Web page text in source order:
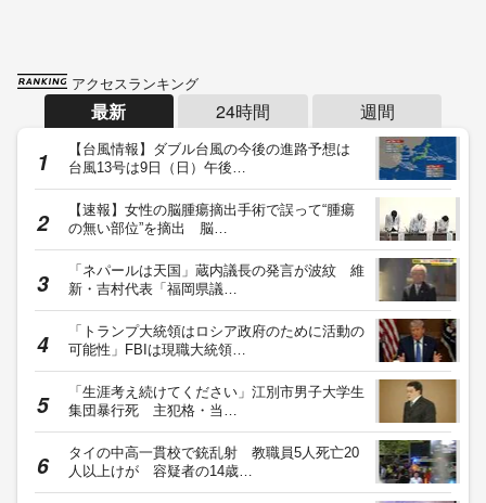
アクセスランキング
最新 24時間 週間
【台風情報】ダブル台風の今後の進路予想は
台風13号は9日（日）午後…
【速報】女性の脳腫瘍摘出手術で誤って“腫瘍
の無い部位”を摘出 脳…
「ネパールは天国」蔵内議長の発言が波紋 維
新・吉村代表「福岡県議…
「トランプ大統領はロシア政府のために活動の
可能性」FBIは現職大統領…
「生涯考え続けてください」江別市男子大学生
集団暴行死 主犯格・当…
タイの中高一貫校で銃乱射 教職員5人死亡20
人以上けが 容疑者の14歳…